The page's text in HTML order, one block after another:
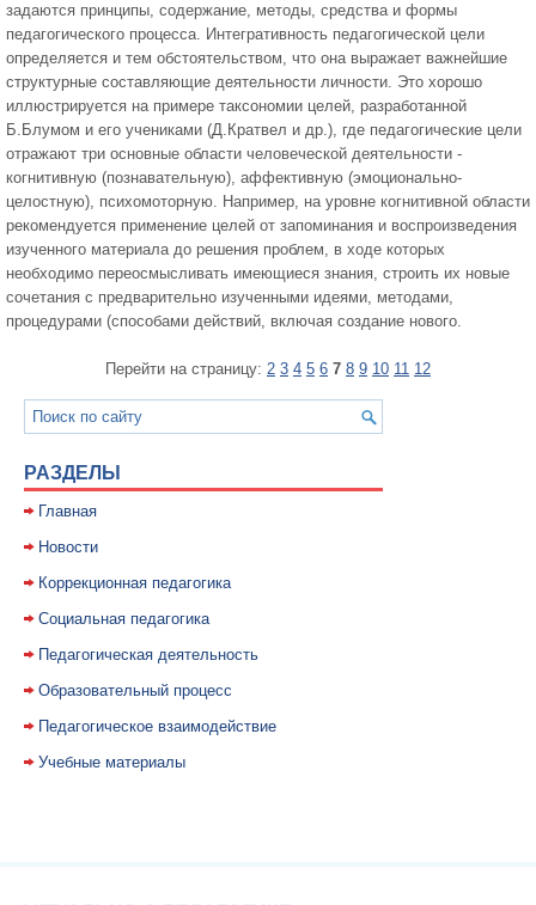
задаются принципы, содержание, методы, средства и формы
педагогического процесса. Интегративность педагогической цели
определяется и тем обстоятельством, что она выражает важнейшие
структурные составляющие деятельности личности. Это хорошо
иллюстрируется на примере таксономии целей, разработанной
Б.Блумом и его учениками (Д.Кратвел и др.), где педагогические цели
отражают три основные области человеческой деятельности -
когнитивную (познавательную), аффективную (эмоционально-
целостную), психомоторную. Например, на уровне когнитивной области
рекомендуется применение целей от запоминания и воспроизведения
изученного материала до решения проблем, в ходе которых
необходимо переосмысливать имеющиеся знания, строить их новые
сочетания с предварительно изученными идеями, методами,
процедурами (способами действий, включая создание нового.
Перейти на страницу: 2 3 4 5 6 7 8 9 10 11 12
РАЗДЕЛЫ
Главная
Новости
Коррекционная педагогика
Социальная педагогика
Педагогическая деятельность
Образовательный процесс
Педагогическое взаимодействие
Учебные материалы